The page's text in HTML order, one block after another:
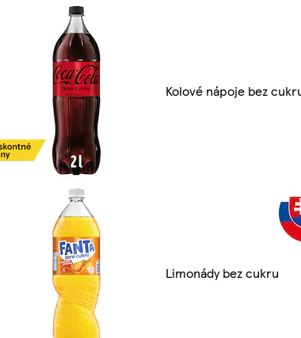
Kolové nápoje bez
Limonády bez cukru